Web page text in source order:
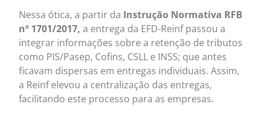
Nessa ótica, a partir da Instrução Normativa RFB
nº 1701/2017,a entrega da EFD-Reinf passou a
integrar informações sobre a retenção de tributos
como PIS/Pasep, Cofins, CSLL e INSS; que antes
ficavam dispersas em entregas individuais. Assim,
a Reinf elevou a centralização das entregas,
facilitando este processo para as empresas.